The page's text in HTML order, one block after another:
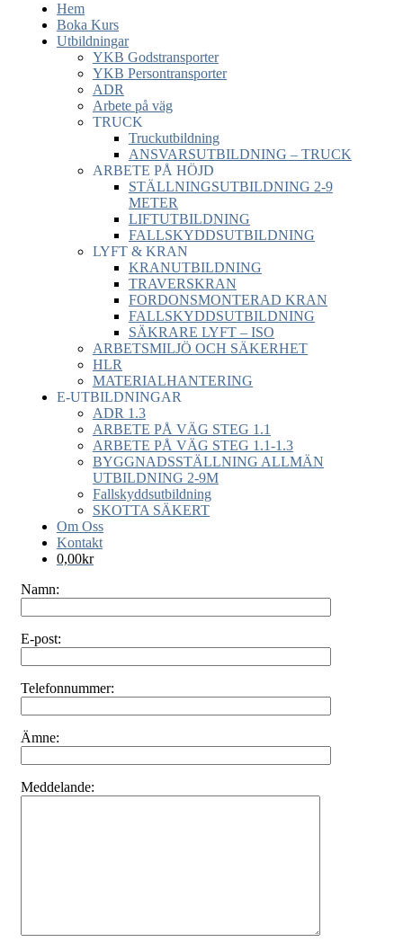
Hem
Boka Kurs
Utbildningar
YKB Godstransporter
YKB Persontransporter
ADR
Arbete på väg
TRUCK
Truckutbildning
ANSVARSUTBILDNING – TRUCK
ARBETE PÅ HÖJD
STÄLLNINGSUTBILDNING 2-9
METER
LIFTUTBILDNING
FALLSKYDDSUTBILDNING
LYFT & KRAN
KRANUTBILDNING
TRAVERSKRAN
FORDONSMONTERAD KRAN
FALLSKYDDSUTBILDNING
SÄKRARE LYFT – ISO
ARBETSMILJÖ OCH SÄKERHET
HLR
MATERIALHANTERING
E-UTBILDNINGAR
ADR 1.3
ARBETE PÅ VÄG STEG 1.1
ARBETE PÅ VÄG STEG 1.1-1.3
BYGGNADSSTÄLLNING ALLMÄN
UTBILDNING 2-9M
Fallskyddsutbildning
SKOTTA SÄKERT
Om Oss
Kontakt
0,00kr
Namn:
E-post:
Telefonnummer:
Ämne:
Meddelande: